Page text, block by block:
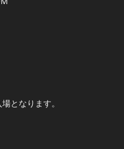
となります。